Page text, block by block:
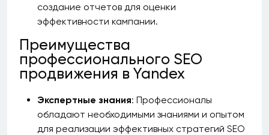
создание отчетов для оценки
эффективности кампании.
Преимущества
профессионального SEO
продвижения в Yandex
Экспертные знания: Профессионалы
обладают необходимыми знаниями и опытом
для реализации эффективных стратегий SEO